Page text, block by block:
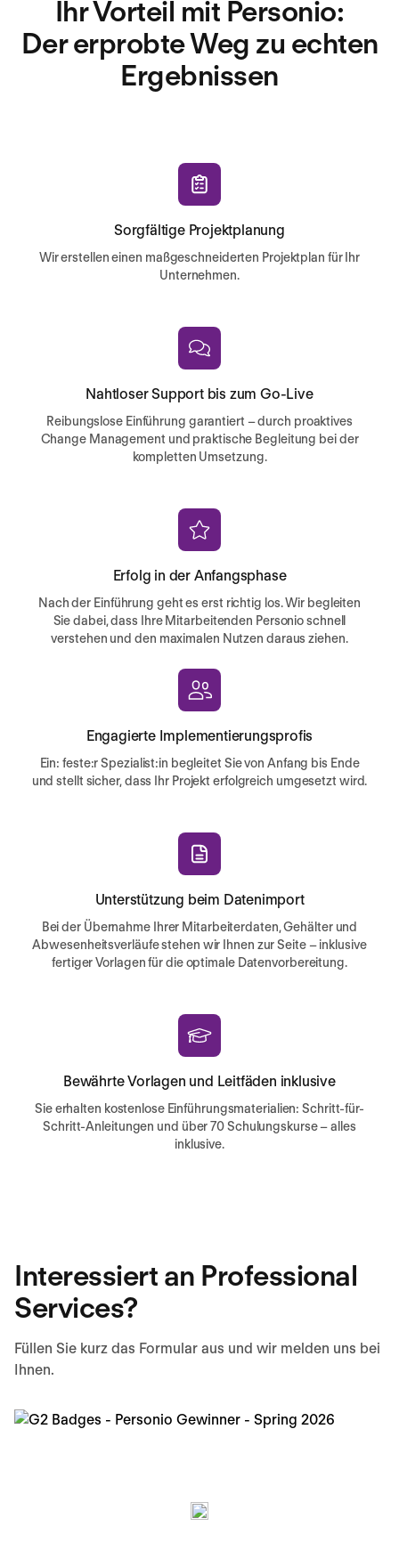
Ihr Vorteil mit Personio:
Der erprobte Weg zu echten
Ergebnissen
Sorgfältige Projektplanung
Wir erstellen einen maßgeschneiderten Projektplan für Ihr
Unternehmen.
Nahtloser Support bis zum Go-Live
Reibungslose Einführung garantiert – durch proaktives
Change Management und praktische Begleitung bei der
kompletten Umsetzung.
Erfolg in der Anfangsphase
Nach der Einführung geht es erst richtig los. Wir begleiten
Sie dabei, dass Ihre Mitarbeitenden Personio schnell
verstehen und den maximalen Nutzen daraus ziehen.
Engagierte Implementierungsprofis
Ein: feste:r Spezialist:in begleitet Sie von Anfang bis Ende
und stellt sicher, dass Ihr Projekt erfolgreich umgesetzt wird.
Unterstützung beim Datenimport
Bei der Übernahme Ihrer Mitarbeiterdaten, Gehälter und
Abwesenheitsverläufe stehen wir Ihnen zur Seite – inklusive
fertiger Vorlagen für die optimale Datenvorbereitung.
Bewährte Vorlagen und Leitfäden inklusive
Sie erhalten kostenlose Einführungsmaterialien: Schritt-für-
Schritt-Anleitungen und über 70 Schulungskurse – alles
inklusive.
Interessiert an Professional
Services?
Füllen Sie kurz das Formular aus und wir melden uns bei
Ihnen.